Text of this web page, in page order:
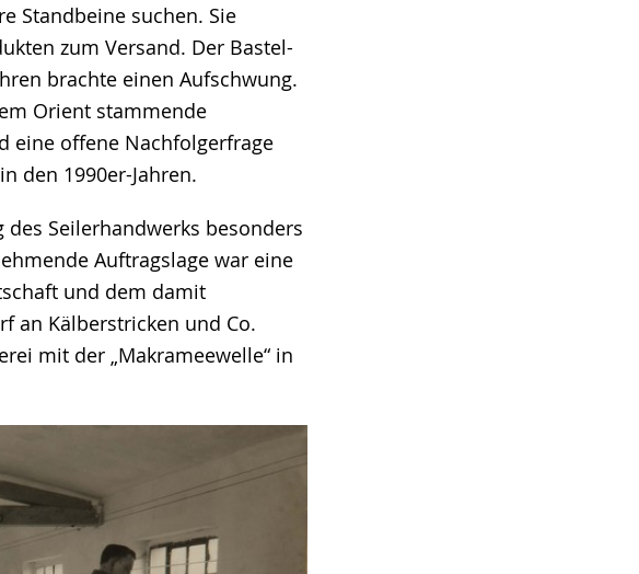
Standbeine suchen. Sie
zum Versand. Der Bastel-
brachte einen Aufschwung.
Orient stammende
eine offene Nachfolgerfrage
den 1990er-Jahren.
Seilerhandwerks besonders
Auftragslage war eine
und dem damit
an Kälberstricken und Co.
mit der „Makrameewelle“ in